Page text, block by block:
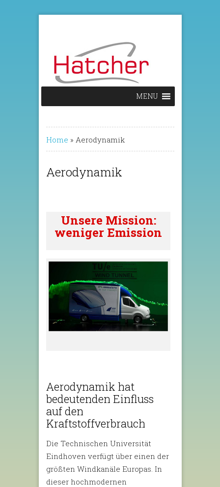
MENU
Home » Aerodynamik
Aerodynamik
Unsere Mission:
weniger Emission
Aerodynamik hat
bedeutenden Einfluss
auf den
Kraftstoffverbrauch
Die Technischen Universität
Eindhoven verfügt über einen der
größten Windkanäle Europas. In
dieser hochmodernen